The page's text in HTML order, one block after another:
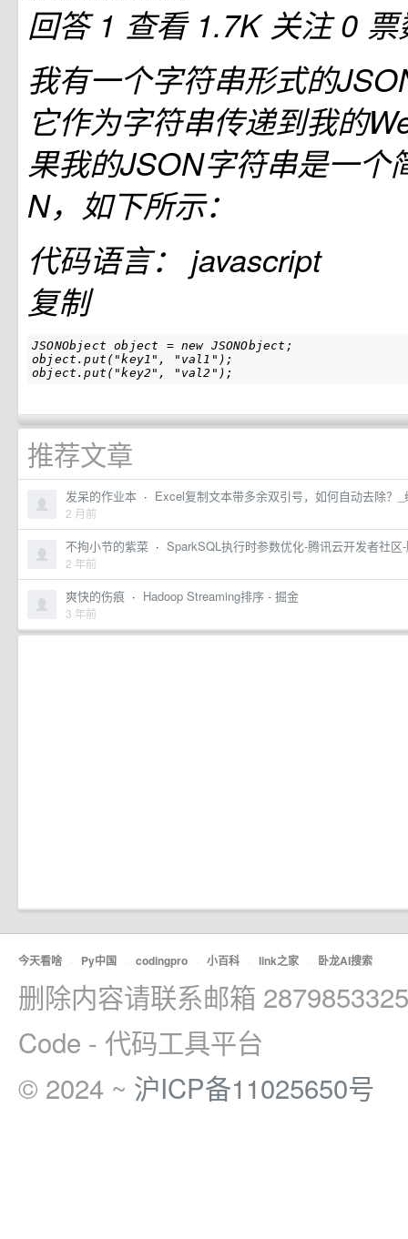
回答 1 查看 1.7K 关注 0 票
我有一个字符串形式的
它作为字符串传递到我的
果我的JSON字符串是一个
N，如下所示：
代码语言： javascript
复制
JSONObject object = new JSONObject;
object.put("key1", "val1");
推荐文章
发呆的作业本 · Excel复制文本带多余双引号，如何自动去除？
2 月前
不拘小节的紫菜 · SparkSQL执行时参数优化-腾讯云开发者社区
2 年前
爽快的伤痕 · Hadoop Streaming排序 - 掘金
3 年前
今天看啥 · Py中国 · codingpro · 小百科 · link之家 · 卧龙AI搜索
删除内容请联系邮箱
Code - 代码工具平台
© 2024 ~ 沪ICP备11025650号